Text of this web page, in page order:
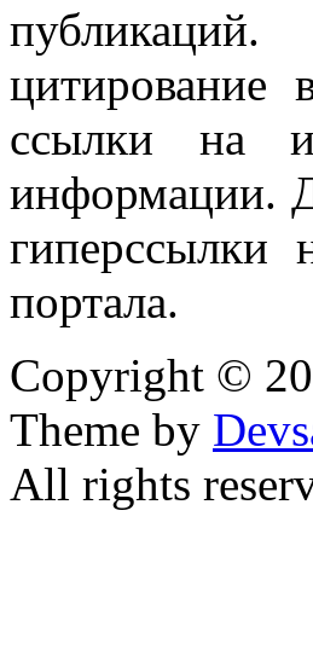
цитирование
ссылки на
информации.
гиперссылки
портала.
Copyright ©
Theme by
All rights